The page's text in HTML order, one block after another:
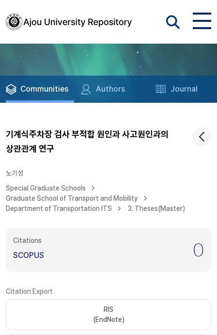
Communities Authors Journal
기계식주차장 검사 부적합 원인과 사고원인과의
상관관계 연구
노기성
Special Graduate Schools
Graduate School of Transport and Mobility
Department of Transportation ITS
3. Theses(Master)
Citations
SCOPUS 0
Citation Export
RIS
(EndNote)